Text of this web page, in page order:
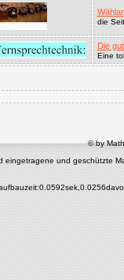
die
Die
Eine
© by
und geschützte